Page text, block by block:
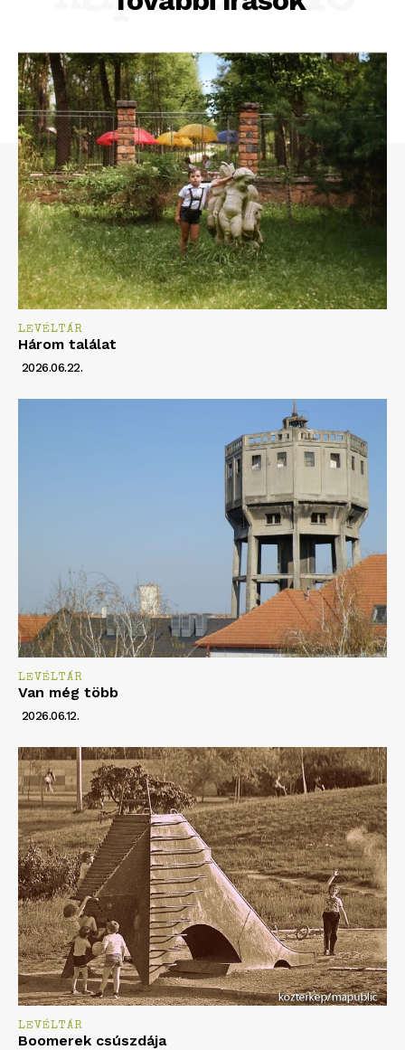
LEVÉLTÁR
Három találat
2026.06.22.
LEVÉLTÁR
Van még több
2026.06.12.
LEVÉLTÁR
Boomerek csúszdája